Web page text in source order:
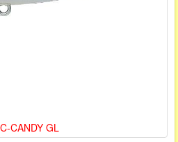
CANDY GL